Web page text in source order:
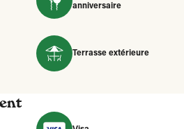
anniversaire
Terrasse extérieure